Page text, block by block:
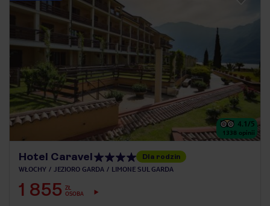
4.1/5
1338 opinii
Hotel Caravel Dla rodzin
WŁOCHY JEZIORO GARDA LIMONE SUL GARDA
1 855 ZŁ
OSOBA